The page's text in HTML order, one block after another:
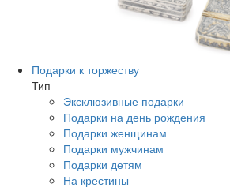
Подарки к торжеству
Тип
Эксклюзивные подарки
Подарки на день рождения
Подарки женщинам
Подарки мужчинам
Подарки детям
На крестины